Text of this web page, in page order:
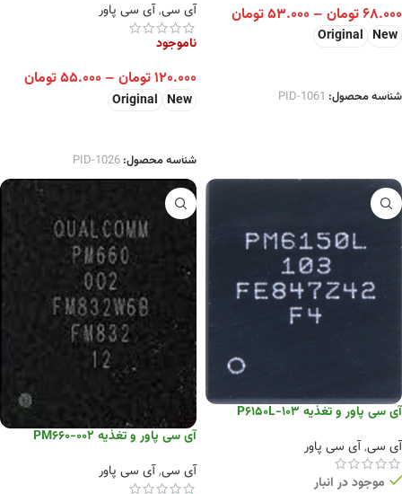
۶۸.۰۰۰تومان – ۵۳.۰۰۰تومان
New
Original
شناسه محصول: PID-1061
آی سی,آی سی پاور
ناموجود
۱۲۰.۰۰۰تومان – ۵۵.۰۰۰تومان
New
Original
شناسه محصول: PID-1026
آی سی پاور و تغذیه P6150L-103
آی سی,آی سی پاور
موجود در انبار
آی سی پاور و تغذیه PM660-002
آی سی,آی سی پاور